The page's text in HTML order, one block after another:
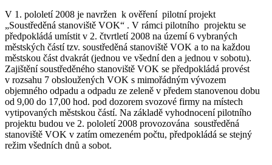
V 1. pololetí 2008 je navržen k ověření pilotní projekt
„Soustředěná stanoviště VOK“ . V rámci pilotního projektu se
předpokládá umístit v 2. čtvrtletí 2008 na území 6 vybraných
městských částí tzv. soustředěná stanoviště VOK a to na každou
městskou část dvakrát (jednou ve všední den a jednou v sobotu).
Zajištění soustředěného stanoviště VOK se předpokládá provést
v rozsahu 7 obsloužených VOK s mimořádným vývozem
objemného odpadu a odpadu ze zeleně v předem stanovenou dobu
od 9,00 do 17,00 hod. pod dozorem svozové firmy na místech
vytipovaných městskou částí. Na základě vyhodnocení pilotního
projektu budou ve 2. pololetí 2008 provozována soustředěná
stanoviště VOK v zatím omezeném počtu, předpokládá se stejný
režim všedních dnů a sobot.